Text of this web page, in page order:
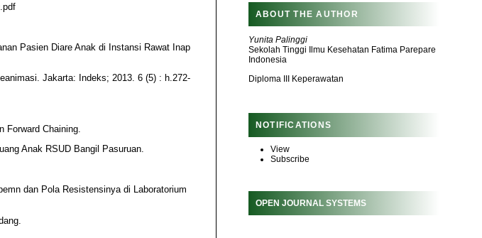
ABOUT THE AUTHOR
Yunita Palinggi
Sekolah Tinggi Ilmu Kesehatan Fatima Parepare
Indonesia
Diploma III Keperawatan
NOTIFICATIONS
View
Subscribe
OPEN JOURNAL SYSTEMS
Pasien Diare Anak di Instansi Rawat Inap
Jakarta: Indeks; 2013. 6 (5) : h.272-
Chaining.
Anak RSUD Bangil Pasuruan.
dan Pola Resistensinya di Laboratorium